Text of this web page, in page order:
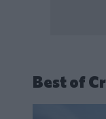
Best of